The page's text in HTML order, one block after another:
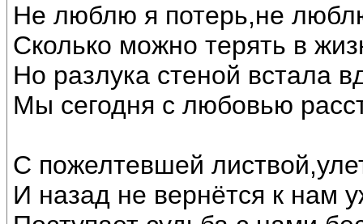
Не люблю я потерь,не
Сколько можно терять в
Но разлука стеной встала
Мы сегодня с любовью
С пожелтевшей
И назад не вернётся к нам